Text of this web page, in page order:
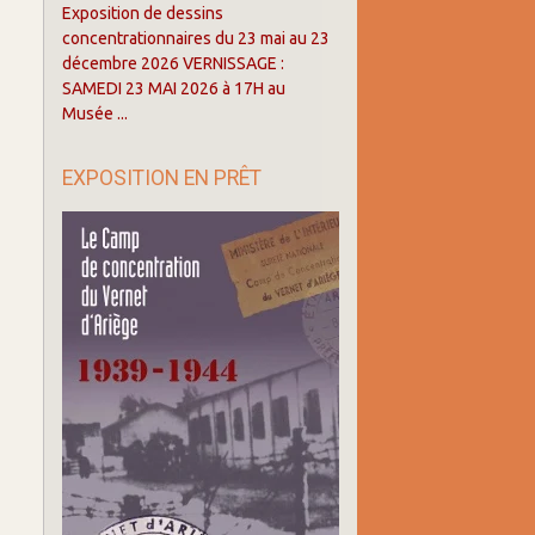
Exposition de dessins
concentrationnaires du 23 mai au 23
décembre 2026 VERNISSAGE :
SAMEDI 23 MAI 2026 à 17H au
Musée ...
EXPOSITION EN PRÊT